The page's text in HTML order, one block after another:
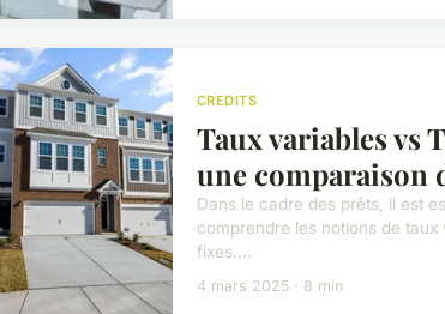
CREDITS
Taux variables vs
une comparaison
Dans le cadre des prêts, il est
comprendre les notions de taux
fixes....
4 mars 2025 · 8 min